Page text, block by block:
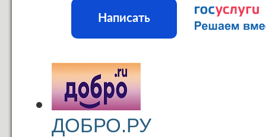
Написать
ДОБРО.РУ